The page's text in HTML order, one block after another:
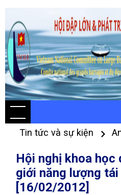
Tin tức và sự kiện
Hội nghị khoa học
giới năng lượng tái
[16/02/2012]